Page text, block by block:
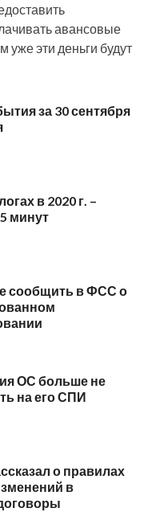
авансовые
уже эти деньги будут
за 30 сентября
в 2020 г. –
минут
сообщить в ФСС о
ОС больше не
на его СПИ
о правилах
в